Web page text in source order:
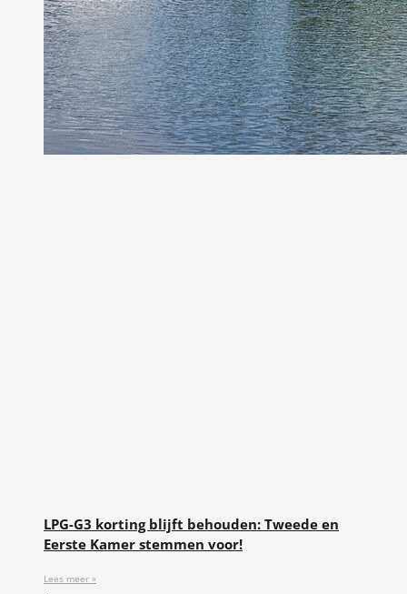
LPG-G3 korting blijft behouden: Tweede en
Eerste Kamer stemmen voor!
Lees meer »